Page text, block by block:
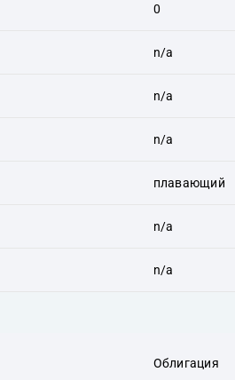
0
n/a
n/a
n/a
плавающий
n/a
n/a
Облигация